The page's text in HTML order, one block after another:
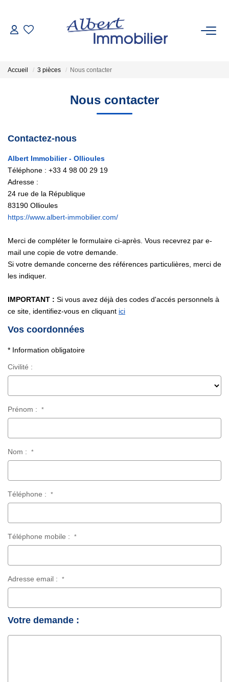
ESTIMATION
GESTION LOCATIVE
AGENCES
Qui Sommes-Nous
Nous Rejoindre
Nos Actualités
Accueil 3 pièces Nous contacter
Nous contacter
Contactez-nous
Albert Immobilier - Ollioules
Téléphone : +33 4 98 00 29 19
Adresse :
24 rue de la République
83190 Ollioules
https://www.albert-immobilier.com/
Merci de compléter le formulaire ci-après. Vous recevrez par e-
mail une copie de votre demande.
Si votre demande concerne des références particulières, merci de
les indiquer.
IMPORTANT : Si vous avez déjà des codes d'accés personnels à
ce site, identifiez-vous en cliquant ici
Vos coordonnées
* Information obligatoire
Civilité :
Prénom : *
Nom : *
Téléphone : *
Téléphone mobile : *
Adresse email : *
Votre demande :